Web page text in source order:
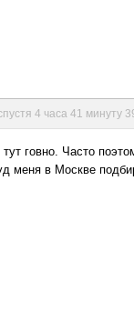
спустя 4 часа 41 минуту
говно. Часто
меня в Москве